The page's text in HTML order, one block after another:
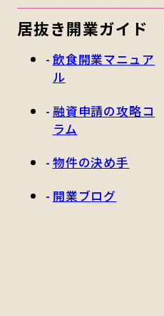
居抜き開業ガイド
飲食開業マニュア
ル
融資申請の攻略コ
ラム
物件の決め手
開業ブログ